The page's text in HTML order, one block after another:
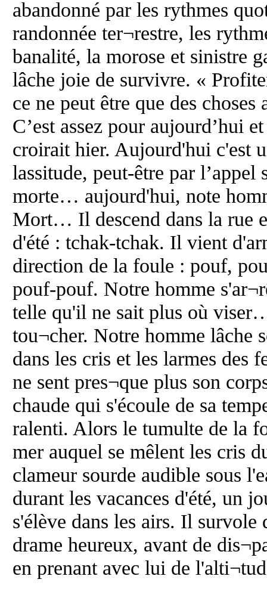
abandonné par les rythmes
randonnée ter¬restre, les
banalité, la morose et sinistre
lâche joie de survivre. «
ce ne peut être que des
C’est assez pour aujourd’hui
croirait hier. Aujourd'hui c'est
lassitude, peut-être par l’appel
morte… aujourd'hui, note
Mort… Il descend dans la rue
d'été : tchak-tchak. Il vient
direction de la foule : pouf,
pouf-pouf. Notre homme
telle qu'il ne sait plus où
tou¬cher. Notre homme lâche
dans les cris et les larmes des
ne sent pres¬que plus son
chaude qui s'écoule de sa
ralenti. Alors le tumulte de la
mer auquel se mêlent les cris
clameur sourde audible sous
durant les vacances d'été, un
s'élève dans les airs. Il survole
drame heureux, avant de
en prenant avec lui de